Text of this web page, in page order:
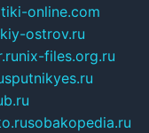
online.com
ostrov.ru
nix-files.org.ru
sputnikyes.ru
sobakopedia.ru